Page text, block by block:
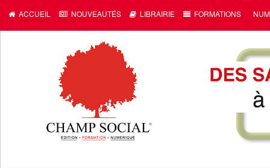
ACCUEIL NOUVEAUTÉS LIBRAIRIE FORMATIONS